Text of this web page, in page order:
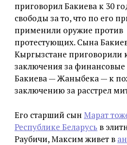
приговорил Бакиева к 30
свободы за то, что по его
применили оружие против
протестующих. Сына
Кыргызстане приговорили
заключения за
Бакиева — Жаныбека — к
заключению за расстрел
Его старший сын Марат
Республике Беларусь в
Раубичи, Максим живет в